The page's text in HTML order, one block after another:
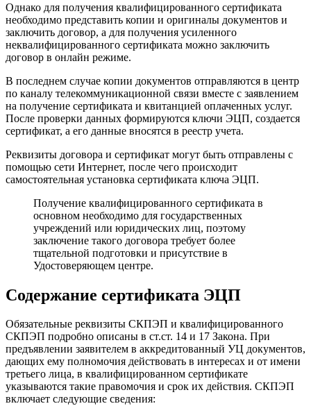
Однако для получения квалифицированного сертификата
необходимо представить копии и оригиналы документов и
заключить договор, а для получения усиленного
неквалифицированного сертификата можно заключить
договор в онлайн режиме.
В последнем случае копии документов отправляются в центр
по каналу телекоммуникационной связи вместе с заявлением
на получение сертификата и квитанцией оплаченных услуг.
После проверки данных формируются ключи ЭЦП, создается
сертификат, а его данные вносятся в реестр учета.
Реквизиты договора и сертификат могут быть отправлены с
помощью сети Интернет, после чего происходит
самостоятельная установка сертификата ключа ЭЦП.
Получение квалифицированного сертификата в
основном необходимо для государственных
учреждений или юридических лиц, поэтому
заключение такого договора требует более
тщательной подготовки и присутствие в
Удостоверяющем центре.
Содержание сертификата ЭЦП
Обязательные реквизиты СКПЭП и квалифицированного
СКПЭП подробно описаны в ст.ст. 14 и 17 Закона. При
предъявлении заявителем в аккредитованный УЦ документов,
дающих ему полномочия действовать в интересах и от имени
третьего лица, в квалифицированном сертификате
указываются такие правомочия и срок их действия. СКПЭП
включает следующие сведения: